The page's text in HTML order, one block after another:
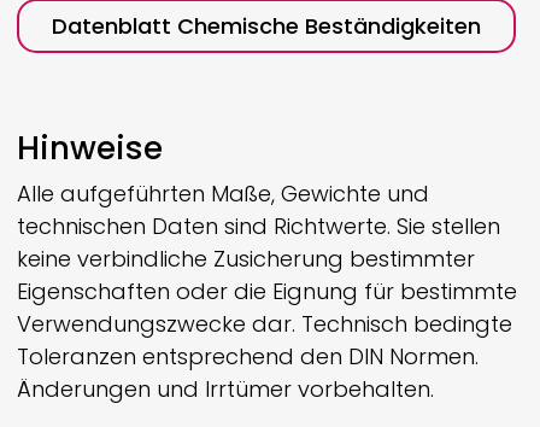
Datenblatt Chemische Beständigkeiten
Hinweise
Alle aufgeführten Maße, Gewichte und
technischen Daten sind Richtwerte. Sie stellen
keine verbindliche Zusicherung bestimmter
Eigenschaften oder die Eignung für bestimmte
Verwendungszwecke dar. Technisch bedingte
Toleranzen entsprechend den DIN Normen.
Änderungen und Irrtümer vorbehalten.